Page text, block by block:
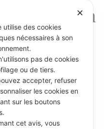
visite à la
Siège de
✕
utilise des cookies
nécessaires à son
pas de cookies
ou de tiers.
accepter, refuser
les cookies en
sur les boutons
cet avis, vous